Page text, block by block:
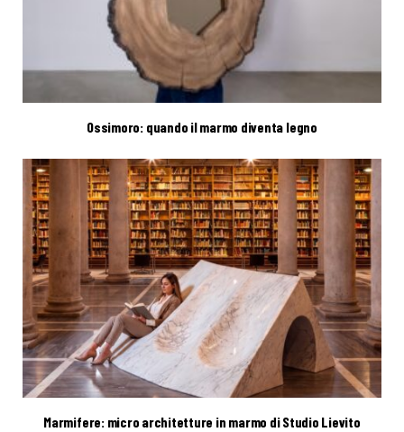
Ossimoro: quando il marmo diventa legno
Marmifere: micro architetture in marmo di Studio Lievito